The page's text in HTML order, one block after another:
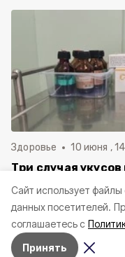
Cайт использует
данных посетителей.
соглашаетесь с
Принять
Здоровье 10 июня ,
Три случая
Белгородской
начала года